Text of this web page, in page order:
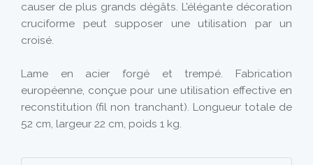
causer de plus grands dégâts. L'élégante décoration
cruciforme peut supposer une utilisation par un
croisé.
Lame en acier forgé et trempé. Fabrication
européenne, conçue pour une utilisation effective en
reconstitution (fil non tranchant). Longueur totale de
52 cm, largeur 22 cm, poids 1 kg.